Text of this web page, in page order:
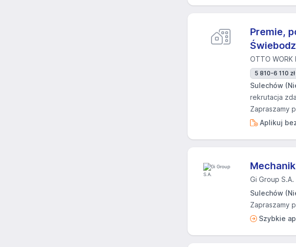
Premie,
OTTO WORK
5 810-6 110 zł
Sulechów
rekrutacja
Zapraszamy
Aplikuj
Gi Group S.A.
Sulechów
Zapraszamy
Szybkie